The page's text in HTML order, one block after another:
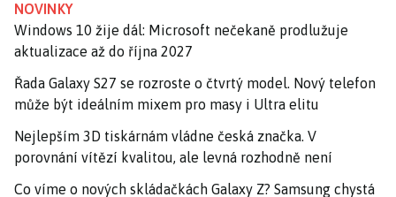
NOVINKY
Windows 10 žije dál: Microsoft nečekaně prodlužuje
aktualizace až do října 2027
Řada Galaxy S27 se rozroste o čtvrtý model. Nový telefon
může být ideálním mixem pro masy i Ultra elitu
Nejlepším 3D tiskárnám vládne česká značka. V
porovnání vítězí kvalitou, ale levná rozhodně není
Co víme o nových skládačkách Galaxy Z? Samsung chystá